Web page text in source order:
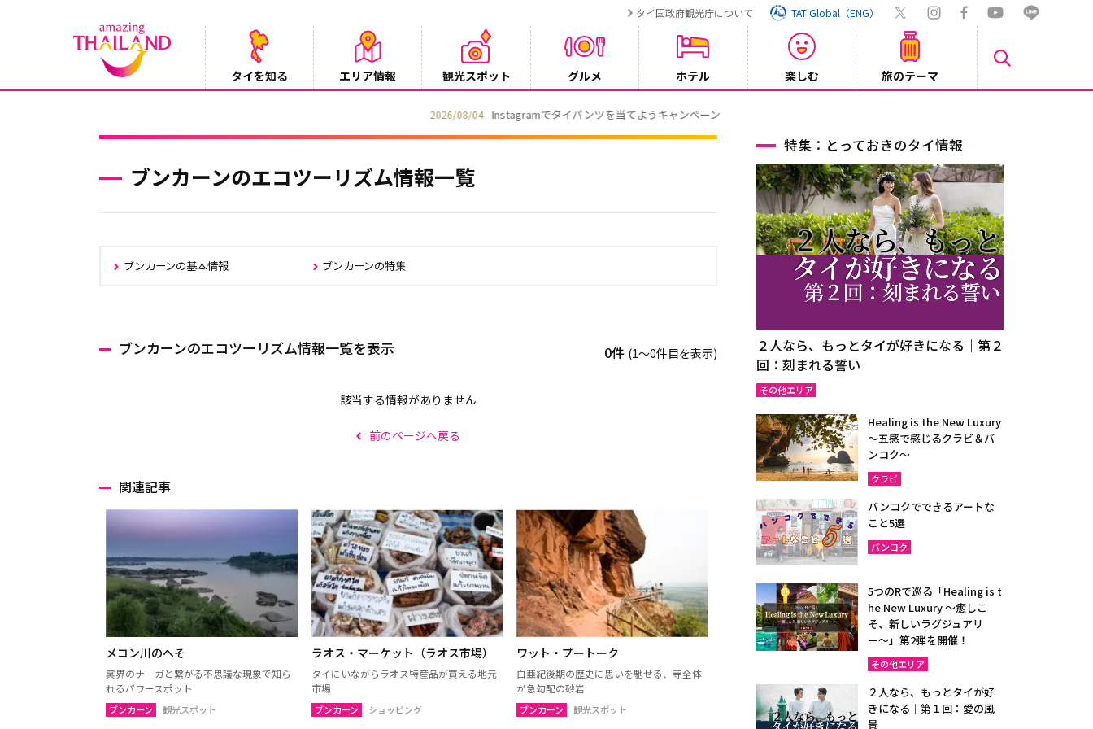
タイ国政府観光庁について TAT Global（ENG）
タイを知る エリア情報 観光スポット グルメ ホテル 楽しむ 旅のテーマ
ブンカーンのエコツーリズム情報一覧
ブンカーンの基本情報 ブンカーンの特集
ブンカーンのエコツーリズム情報一覧を表示 0件 (1〜0件目を表示)
該当する情報がありません
前のページへ戻る
関連記事
メコン川のへそ
冥界のナーガと繋がる不思議な現象で知ら
れるパワースポット
ブンカーン 観光スポット
ラオス・マーケット（ラオス市場）
タイにいながらラオス特産品が買える地元
市場
ブンカーン ショッピング
ワット・プートーク
白亜紀後期の歴史に思いを馳せる、寺全体
が急勾配の砂岩
ブンカーン 観光スポット
特集：とっておきのタイ情報
２人なら、もっとタイが好きになる｜第２
回：刻まれる誓い
その他エリア
Healing is the New Luxury
～五感で感じるクラビ＆バ
ンコク～
クラビ
バンコクでできるアートな
こと5選
バンコク
5つのRで巡る「Healing is t
he New Luxury ～癒しこ
そ、新しいラグジュアリ
ー〜」第2弾を開催！
その他エリア
２人なら、もっとタイが好
きになる｜第１回：愛の風
景